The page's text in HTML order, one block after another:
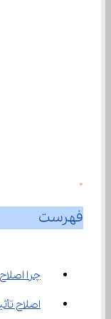
0
فهرست
چرا
اصلاح